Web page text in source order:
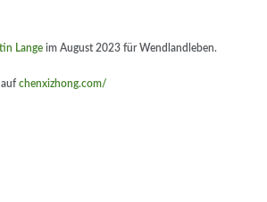
Lange im August 2023 für Wendlandleben.
chenxizhong.com/